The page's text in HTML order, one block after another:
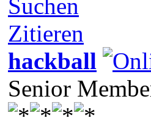
Suchen
Zitieren
hackball
Senior